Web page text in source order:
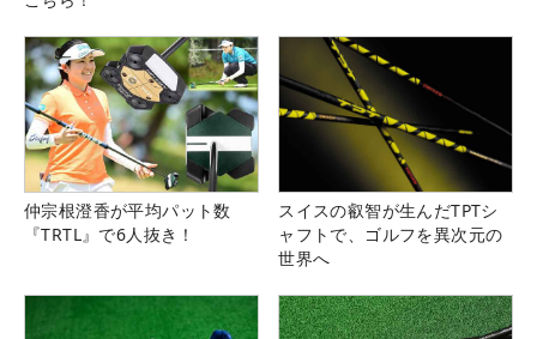
仲宗根澄香が平均パット数
『TRTL』で6人抜き！
スイスの叡智が生んだTPTシ
ャフトで、ゴルフを異次元の
世界へ